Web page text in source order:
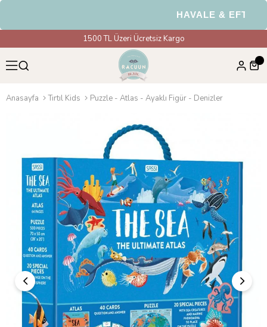
HAVALE & EFT
1500 TL Üzeri Ücretsiz Kargo
Anasayfa Tırtıl Kids Puzzle - Atlas - Ayaklı Figür - Denizler